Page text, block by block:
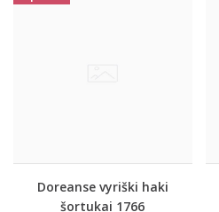
Doreanse vyriški haki
šortukai 1766